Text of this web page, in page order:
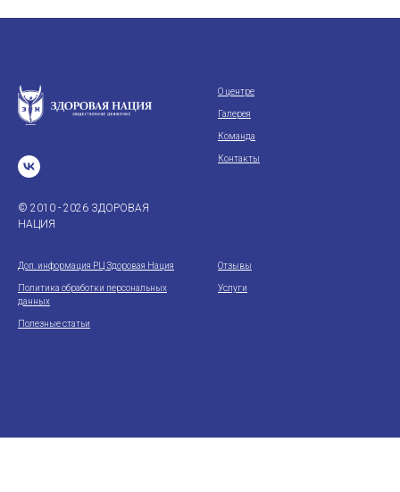
© 2010 - 2026 ЗДОРОВАЯ
НАЦИЯ
О центре
Галерея
Команда
Контакты
Доп. информация РЦ Здоровая Нация
Политика обработки персональных
данных
Полезные статьи
Отзывы
Услуги